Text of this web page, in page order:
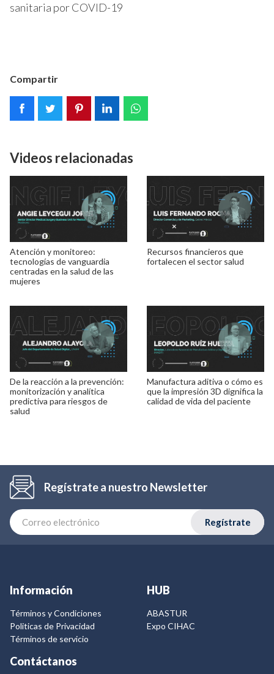
sanitaria por COVID-19
Compartir
Videos relacionadas
Atención y monitoreo:
tecnologías de vanguardia
centradas en la salud de las
mujeres
Recursos financieros que
fortalecen el sector salud
De la reacción a la prevención:
monitorización y analítica
predictiva para riesgos de
salud
Manufactura aditiva o cómo es
que la impresión 3D dignifica la
calidad de vida del paciente
Regístrate a nuestro Newsletter
Regístrate
Información
Términos y Condiciones
Politicas de Privacidad
Términos de servicio
HUB
ABASTUR
Expo CIHAC
Contáctanos